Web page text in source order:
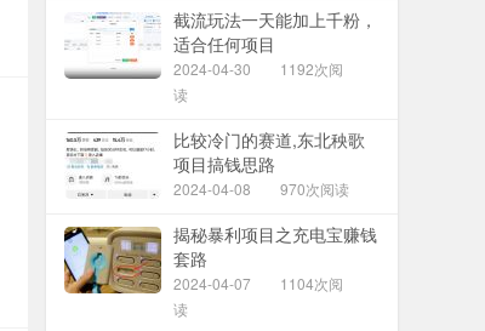
截流玩法一天能加上千粉，
适合任何项目
2024-04-30
1192次阅
读
比较冷门的赛道,东北秧歌
项目搞钱思路
2024-04-08 970次阅读
揭秘暴利项目之充电宝赚钱
套路
2024-04-07
1104次阅
读